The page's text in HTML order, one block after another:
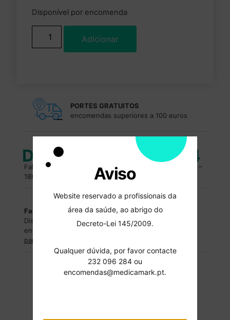
Disponível por encomenda
Adicionar
PORTES GRATUITOS
encomendas superiores a 100 euros
Duvidas? 232 096 284
Fale com um especialista. Entre em contacto, das 10h –
18h.
Facilidades de pagamentos
Dispomos de facilidades de pagamentos para
encomendas superiores a
para saber mais
Formas de pagamentos
Aviso
Website reservado a profissionais da
área da saúde, ao abrigo do
Decreto-Lei 145/2009.
Qualquer dúvida, por favor contacte
232 096 284 ou
encomendas@medicamark.pt.